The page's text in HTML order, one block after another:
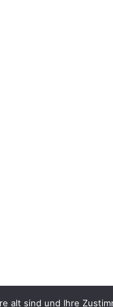
alt sind und Ihre